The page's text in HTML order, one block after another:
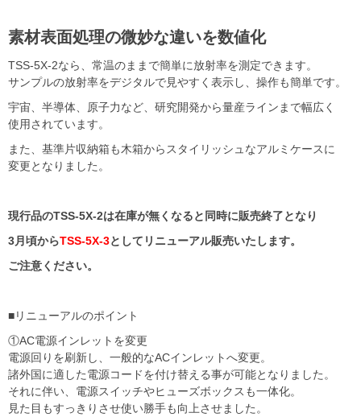
素材表面処理の微妙な違いを数値化
TSS-5X-2なら、常温のままで簡単に放射率を測定できます。
サンプルの放射率をデジタルで見やすく表示し、操作も簡単です。
宇宙、半導体、原子力など、研究開発から量産ラインまで幅広く
使用されています。
また、基準片収納箱も木箱からスタイリッシュなアルミケースに
変更となりました。
現行品のTSS-5X-2は在庫が無くなると同時に販売終了となり
3月頃からTSS-5X-3としてリニューアル販売いたします。
ご注意ください。
■リニューアルのポイント
①AC電源インレットを変更
電源回りを刷新し、一般的なACインレットへ変更。
諸外国に適した電源コードを付け替える事が可能となりました。
それに伴い、電源スイッチやヒューズボックスも一体化。
見た目もすっきりさせ使い勝手も向上させました。